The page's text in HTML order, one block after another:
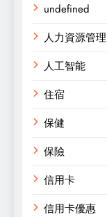
undefined
人力資源管理
人工智能
住宿
保健
保險
信用卡
信用卡優惠